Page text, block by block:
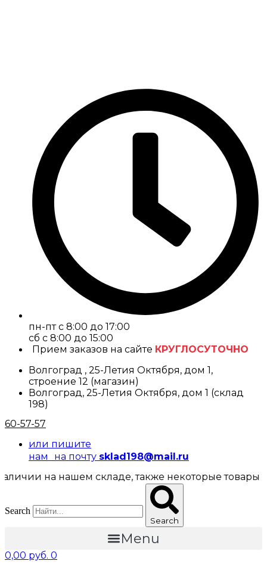
пн-пт с 8:00 до 17:00
cб с 8:00 до 15:00
Прием заказов на сайте КРУГЛОСУТОЧНО
Волгоград , 25-Летия Октября, дом 1,
строение 12 (магазин)
Волгоград, 25-Летия Октября, дом 1 (склад
198)
60-57-57
или пишите
нам на почту sklad198@mail.ru
на нашем складе, также некоторые товары
Search
Search
Menu
0,00 руб. 0